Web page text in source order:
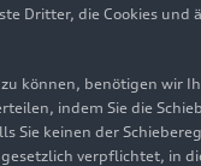
Dritter, die Cookies
können, benötigen wir
indem Sie die
Sie keinen der
verpflichtet, in